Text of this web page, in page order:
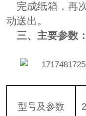
完成纸箱，再
动送出。
三、 主要参数：
型号及参数